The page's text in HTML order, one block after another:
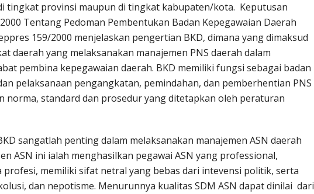
tingkat provinsi maupun di tingkat kabupaten/kota. Keputusan
Tentang Pedoman Pembentukan Badan Kepegawaian Daerah
159/2000 menjelaskan pengertian BKD, dimana yang dimaksud
daerah yang melaksanakan manajemen PNS daerah dalam
pembina kepegawaian daerah. BKD memiliki fungsi sebagai badan
pelaksanaan pengangkatan, pemindahan, dan pemberhentian PNS
norma, standard dan prosedur yang ditetapkan oleh peraturan
sangatlah penting dalam melaksanakan manajemen ASN daerah
ASN ini ialah menghasilkan pegawai ASN yang professional,
profesi, memiliki sifat netral yang bebas dari intevensi politik, serta
dan nepotisme. Menurunnya kualitas SDM ASN dapat dinilai dari